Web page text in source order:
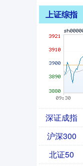
上证综指
深证成指
沪深300
北证50